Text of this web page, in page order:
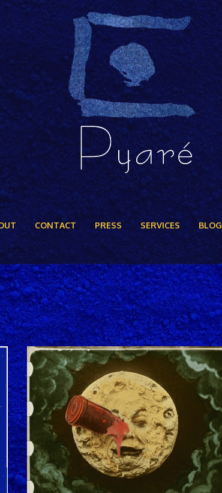
CONTACT PRESS SERVICES BLOG